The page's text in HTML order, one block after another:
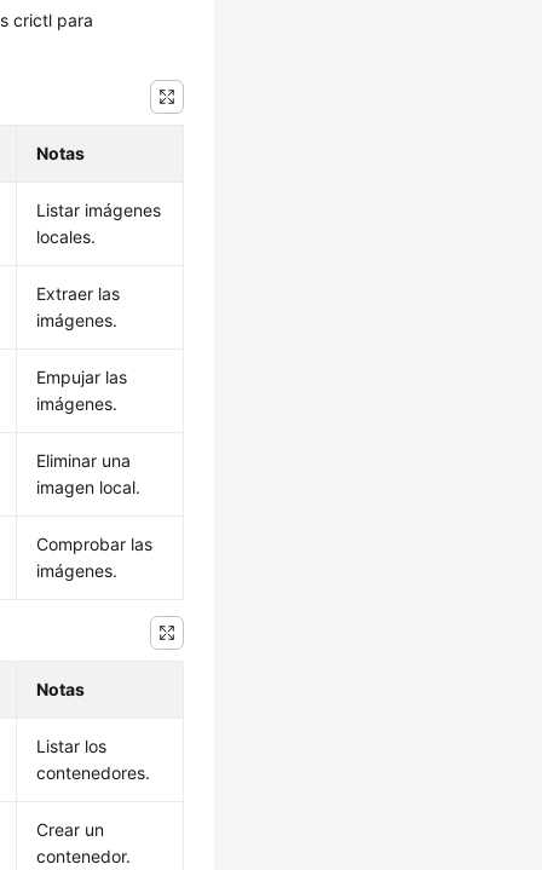
crictl para
Notas
Listar imágenes
locales.
Extraer las
imágenes.
Empujar las
imágenes.
Eliminar una
imagen local.
Comprobar las
imágenes.
Notas
Listar los
contenedores.
Crear un
contenedor.